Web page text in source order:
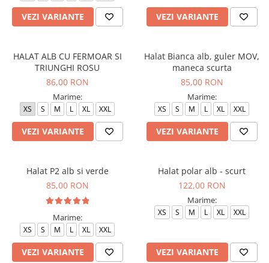
VEZI VARIANTE VEZI VARIANTE
HALAT ALB CU FERMOAR SI
TRIUNGHI ROSU
86,00 RON
Marime:
XS S M L XL XXL
VEZI VARIANTE
Halat Bianca alb, guler MOV,
maneca scurta
85,00 RON
Marime:
XS S M L XL XXL
VEZI VARIANTE
Halat P2 alb si verde
85,00 RON
Marime:
XS S M L XL XXL
VEZI VARIANTE
Halat polar alb - scurt
122,00 RON
Marime:
XS S M L XL XXL
VEZI VARIANTE